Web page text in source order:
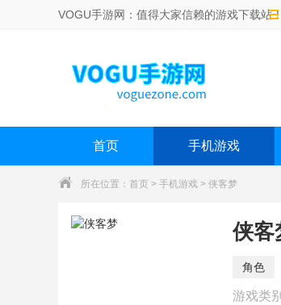
VOGU手游网：值得大家信赖的游戏下载站！
首页 手机游戏
所在位置： 首页 > 手机游戏 > 侠客梦
侠客
角色
游戏类